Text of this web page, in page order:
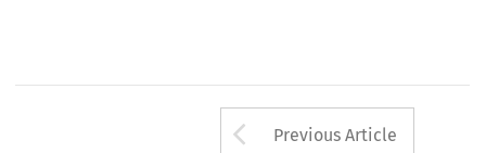
Arrow button
Previous Article